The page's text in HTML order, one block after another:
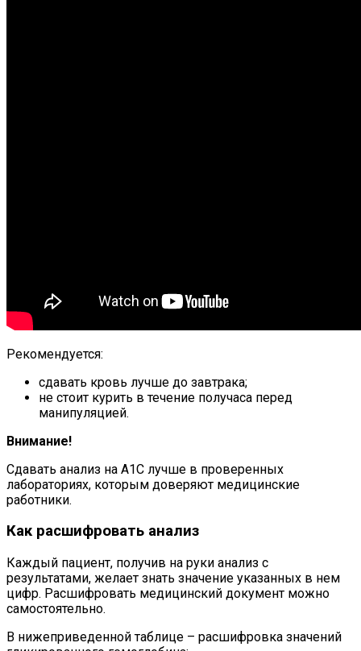
Рекомендуется:
сдавать кровь лучше до завтрака;
не стоит курить в течение получаса перед
манипуляцией.
Внимание!
Сдавать анализ на А1С лучше в проверенных
лабораториях, которым доверяют медицинские
работники.
Как расшифровать анализ
Каждый пациент, получив на руки анализ с
результатами, желает знать значение указанных в нем
цифр. Расшифровать медицинский документ можно
самостоятельно.
В нижеприведенной таблице – расшифровка значений